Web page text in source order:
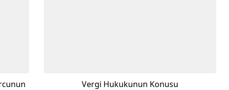
Vergi Hukukunun Konusu